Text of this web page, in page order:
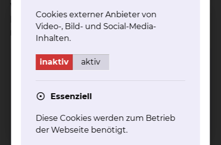
Welche medizinischen
Fachrichtungen des Klinikums
nehmen an der Konferenz teil?
Gastroenterologie, Hepatologie,
Fichtengrund 1, 38126 Braunschweig
Tel.:+49 531 595 4380 Kassenambulanz MVZ
Fax: +49 531 595 2653
Cookies externer Anbieter von
Video-, Bild- und Social-Media-
Inhalten.
inaktiv aktiv
Essenziell
Diese Cookies werden zum Betrieb
der Webseite benötigt.